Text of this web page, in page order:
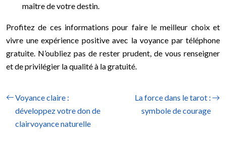
maître de votre destin.
Profitez de ces informations pour faire le meilleur choix et
vivre une expérience positive avec la voyance par téléphone
gratuite. N’oubliez pas de rester prudent, de vous renseigner
et de privilégier la qualité à la gratuité.
Voyance claire :
développez votre don de
clairvoyance naturelle
La force dans le tarot :
symbole de courage